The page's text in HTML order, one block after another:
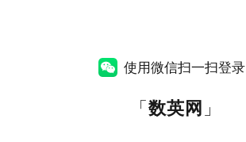
使用微信扫一扫登录
「数英网 」